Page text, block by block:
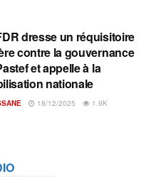
dresse un réquisitoire
contre la gouvernance
et appelle à la
nationale
18/12/2025 1.9K